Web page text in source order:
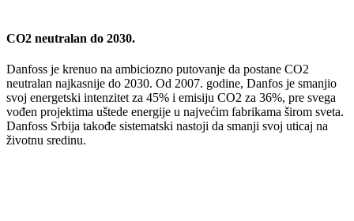
CO2 neutralan do 2030.
Danfoss je krenuo na ambiciozno putovanje da postane CO2
neutralan najkasnije do 2030. Od 2007. godine, Danfos je smanjio
svoj energetski intenzitet za 45% i emisiju CO2 za 36%, pre svega
vođen projektima uštede energije u najvećim fabrikama širom sveta.
Danfoss Srbija takođe sistematski nastoji da smanji svoj uticaj na
životnu sredinu.